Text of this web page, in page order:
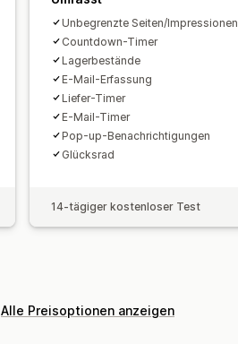
Unbegrenzte Seiten/Impressionen
Countdown-Timer
Lagerbestände
E-Mail-Erfassung
Liefer-Timer
E-Mail-Timer
Pop-up-Benachrichtigungen
Glücksrad
14-tägiger kostenloser Test
Alle Preisoptionen anzeigen